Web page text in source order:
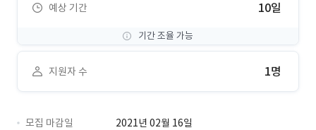
예상 기간 10일
기간 조율 가능
지원자 수 1명
모집 마감일
2021년 02월 16일